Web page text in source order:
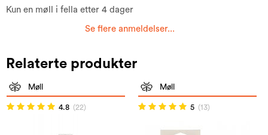
Kun en møll i fella etter 4 dager
Se flere anmeldelser...
Relaterte produkter
Møll
4.8 (22)
Møll
5 (13)